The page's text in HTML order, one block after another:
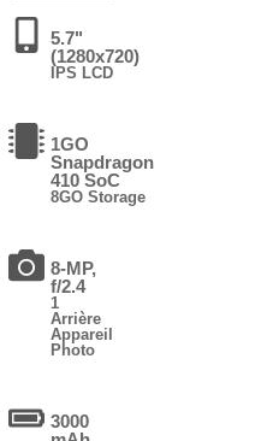
5.7"
(1280x720)
IPS LCD
1GO
Snapdragon
410 SoC
8GO Storage
8-MP,
f/2.4
1
Arrière
Appareil
Photo
3000